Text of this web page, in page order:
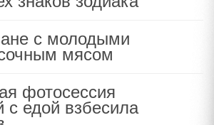
с молодыми
мясом
фотосессия
едой взбесила